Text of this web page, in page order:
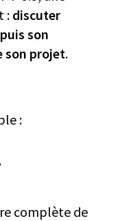
: discuter
son
son projet.
:
complète de